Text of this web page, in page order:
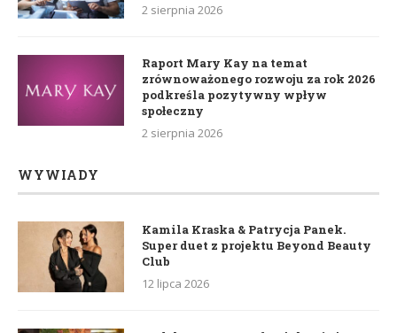
2 sierpnia 2026
Raport Mary Kay na temat
zrównoważonego rozwoju za rok 2026
podkreśla pozytywny wpływ
społeczny
2 sierpnia 2026
WYWIADY
Kamila Kraska & Patrycja Panek.
Super duet z projektu Beyond Beauty
Club
12 lipca 2026